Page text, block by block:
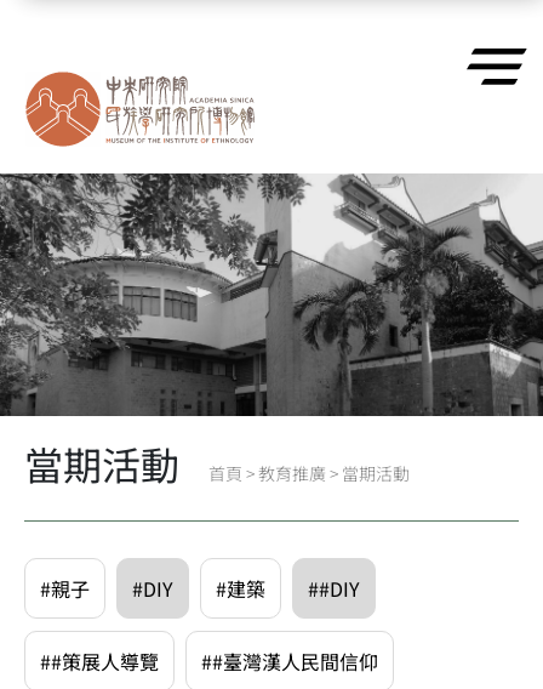
當期活動 首頁 >教育推廣 > 當期活動
#親子 #DIY #建築 ##DIY
##策展人導覽 ##臺灣漢人民間信仰